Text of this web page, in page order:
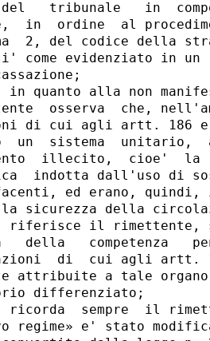
tribunale   in
in  ordine  al
2, del codice della
come evidenziato in un
in quanto alla non
osserva  che,
di cui agli artt. 186 e
un  sistema  unitario,
illecito,  cioe'
indotta dall'uso di
ed erano, quindi,
sicurezza della
riferisce il rimettente,
della   competenza
di  cui agli artt.
attribuite a tale organo
differenziato;
ricorda  sempre  il
regime» e' stato